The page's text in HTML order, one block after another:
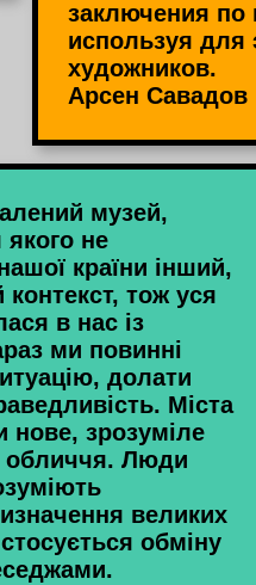
заключения по
используя для
художников.
Арсен Савадов
музей,
якого не
країни інший,
тож уся
в нас із
ми повинні
долати
Міста
зрозуміле
Люди
великих
обміну